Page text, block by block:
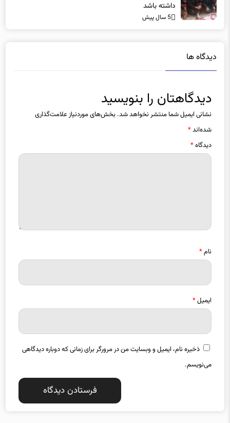
داشته باشد
5 سال پیش
دیدگاه ها
دیدگاهتان را بنویسید
نشانی ایمیل شما منتشر نخواهد شد. بخش‌های موردنیاز علامت‌گذاری
شده‌اند*
دیدگاه*
نام*
ایمیل*
ذخیره نام، ایمیل و وبسایت من در مرورگر برای زمانی که دوباره دیدگاهی
می‌نویسم.